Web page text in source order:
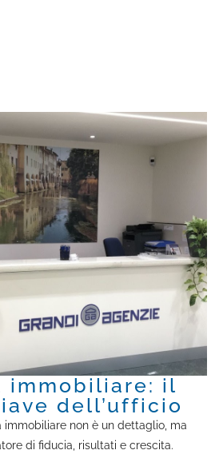
immobiliare: il
dell’ufficio
immobiliare non è un dettaglio, ma
di fiducia, risultati e crescita.